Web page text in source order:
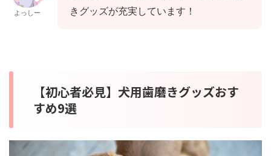
よっしー
きグッズが充実しています！
【初心者必見】犬用歯磨きグッズおす
すめ9選